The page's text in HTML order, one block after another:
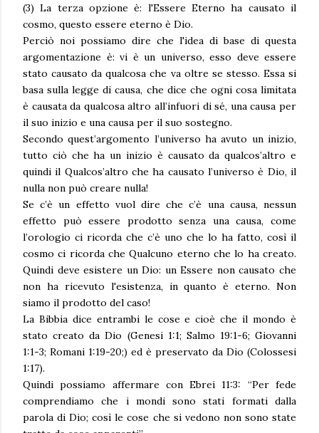
(3) La terza opzione è: l'Essere Eterno ha causato il
cosmo, questo essere eterno è Dio.
Perciò noi possiamo dire che l'idea di base di questa
argomentazione è: vi è un universo, esso deve essere
stato causato da qualcosa che va oltre se stesso. Essa si
basa sulla legge di causa, che dice che ogni cosa limitata
è causata da qualcosa altro all’infuori di sé, una causa per
il suo inizio e una causa per il suo sostegno.
Secondo quest’argomento l’universo ha avuto un inizio,
tutto ciò che ha un inizio è causato da qualcos’altro e
quindi il Qualcos’altro che ha causato l’universo è Dio, il
nulla non può creare nulla!
Se c’è un effetto vuol dire che c’è una causa, nessun
effetto può essere prodotto senza una causa, come
l’orologio ci ricorda che c’è uno che lo ha fatto, così il
cosmo ci ricorda che Qualcuno eterno che lo ha creato.
Quindi deve esistere un Dio: un Essere non causato che
non ha ricevuto l'esistenza, in quanto è eterno. Non
siamo il prodotto del caso!
La Bibbia dice entrambi le cose e cioè che il mondo è
stato creato da Dio (Genesi 1:1; Salmo 19:1-6; Giovanni
1:1-3; Romani 1:19-20;) ed è preservato da Dio (Colossesi
1:17).
Quindi possiamo affermare con Ebrei 11:3: “Per fede
comprendiamo che i mondi sono stati formati dalla
parola di Dio; così le cose che si vedono non sono state